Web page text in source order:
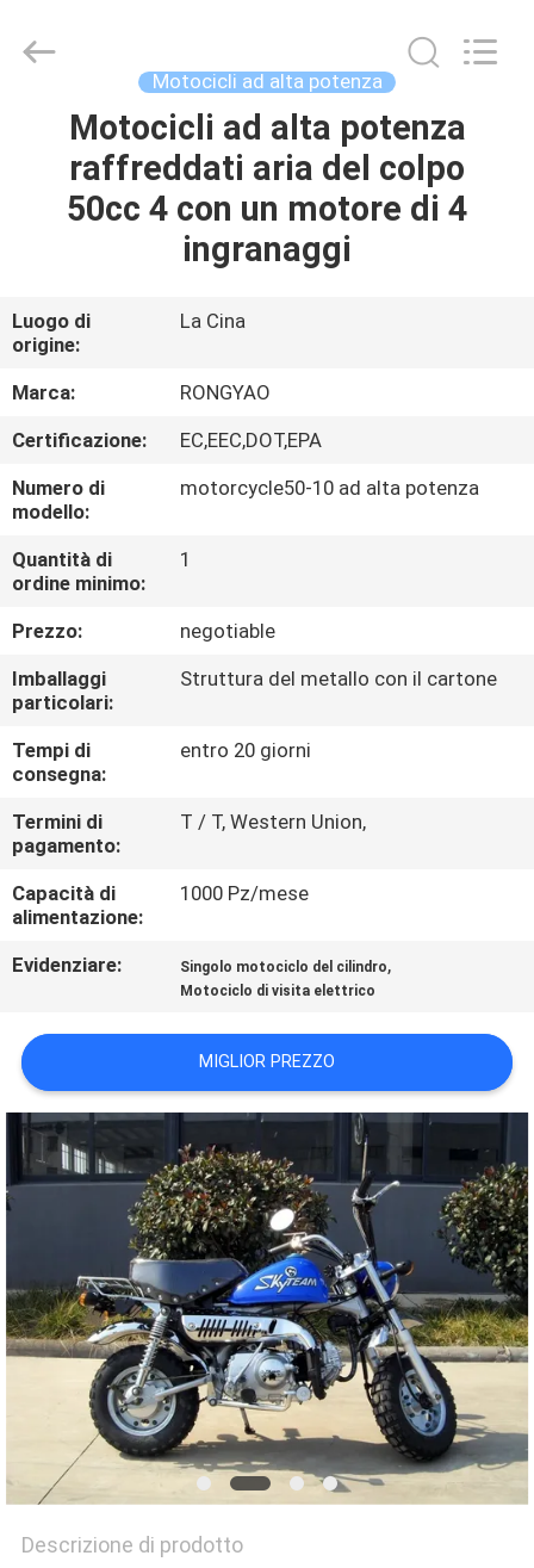
CASA
PRODOTTI
NOI
GIRO
DELLA
FABBRICA
CONTROLLO
DI
QUALITÀ
CONTATTICI
RICHIEDA
UNA
CITAZIONE
DEL
SITO
POLITICA
SULLA
PRIVACY
Rongyao
Vehicle
Motocicli ad alta potenza
Motocicli ad alta potenza
raffreddati aria del colpo
50cc 4 con un motore di 4
ingranaggi
Luogo di
origine:
La Cina
Marca:
RONGYAO
Certificazione:
EC,EEC,DOT,EPA
Numero di
modello:
motorcycle50-10 ad alta potenza
Quantità di
ordine minimo:
1
Prezzo:
negotiable
Imballaggi
particolari:
Struttura del metallo con il cartone
Tempi di
consegna:
entro 20 giorni
Termini di
pagamento:
T / T, Western Union,
Capacità di
alimentazione:
1000 Pz/mese
Evidenziare: Singolo motociclo del cilindro,
Motociclo di visita elettrico
MIGLIOR PREZZO
Descrizione di prodotto